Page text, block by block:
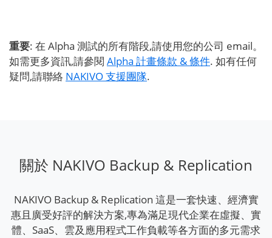
重要: 在 Alpha 測試的所有階段,請使用您的公司 email。
如需更多資訊,請參閱 Alpha 計畫條款 & 條件. 如有任何
疑問,請聯絡 NAKIVO 支援團隊.
關於 NAKIVO Backup & Replication
NAKIVO Backup & Replication 這是一套快速、經濟實
惠且廣受好評的解決方案,專為滿足現代企業在虛擬、實
體、SaaS、雲及應用程式工作負載等各方面的多元需求